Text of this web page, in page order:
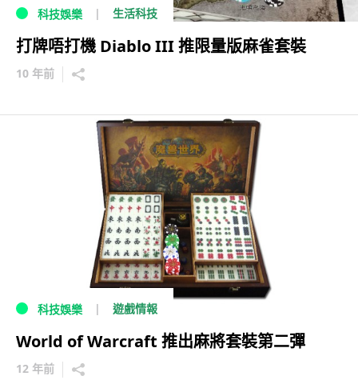
科技娛樂 生活科技
打牌唔打機 Diablo III 推限量版麻雀套裝
10 年前
科技娛樂 遊戲情報
World of Warcraft 推出麻將套裝第二彈
12 年前